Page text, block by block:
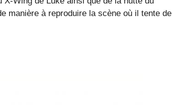
manière à reproduire la scène où il tente de